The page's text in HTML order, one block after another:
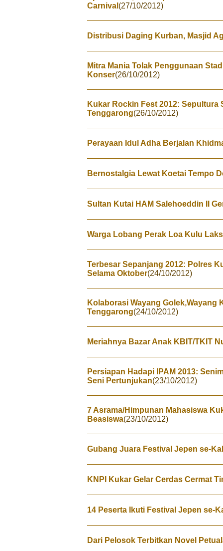
Carnival (27/10/2012)
Distribusi Daging Kurban, Masjid
Mitra Mania Tolak Penggunaan
Konser(26/10/2012)
Kukar Rockin Fest 2012: Sepultura
Tenggarong(26/10/2012)
Perayaan Idul Adha Berjalan
Bernostalgia Lewat Koetai Tempo
Sultan Kutai HAM Salehoeddin II
Warga Lobang Perak Loa Kulu
Terbesar Sepanjang 2012: Polres
Selama Oktober(24/10/2012)
Kolaborasi Wayang Golek,Wayang
Tenggarong(24/10/2012)
Meriahnya Bazar Anak KBIT/TKIT
Persiapan Hadapi IPAM 2013:
Seni Pertunjukan(23/10/2012)
7 Asrama/Himpunan Mahasiswa
Beasiswa(23/10/2012)
Gubang Juara Festival Jepen se-
KNPI Kukar Gelar Cerdas Cermat
14 Peserta Ikuti Festival Jepen se-
Dari Pelosok Terbitkan Novel